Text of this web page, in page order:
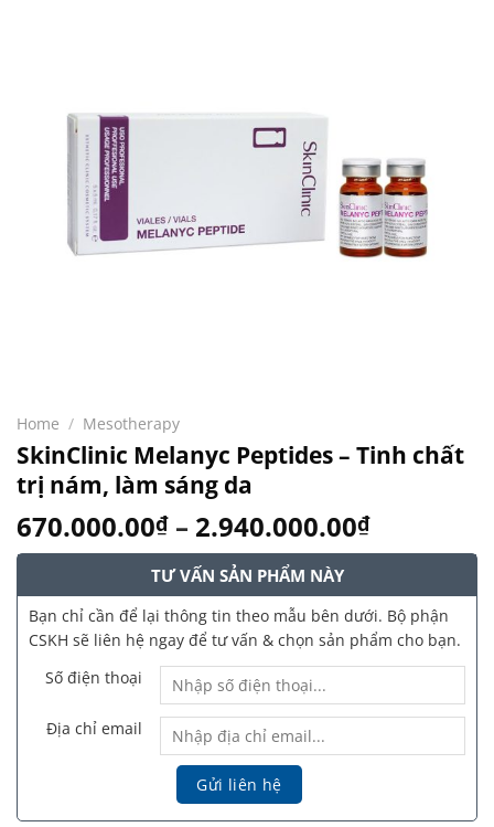
Home / Mesotherapy
SkinClinic Melanyc Peptides – Tinh chất
trị nám, làm sáng da
670.000.00₫ – 2.940.000.00₫
TƯ VẤN SẢN PHẨM NÀY
Bạn chỉ cần để lại thông tin theo mẫu bên dưới. Bộ phận
CSKH sẽ liên hệ ngay để tư vấn & chọn sản phẩm cho bạn.
Số điện thoại
Địa chỉ email